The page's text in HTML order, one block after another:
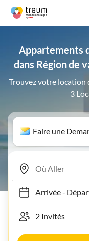
Appartements
dans Région de
Trouvez votre location
3
Faire une
Arrivée- Départ